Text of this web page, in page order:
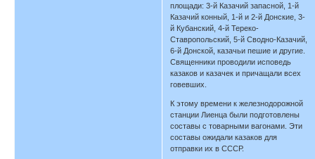
площади: 3-й Казачий запасной, 1-й
Казачий конный, 1-й и 2-й Донские, 3-
й Кубанский, 4-й Тереко-
Ставропольский, 5-й Сводно-Казачий,
6-й Донской, казачьи пешие и другие.
Священники проводили исповедь
казаков и казачек и причащали всех
говевших.
К этому времени к железнодорожной
станции Лиенца были подготовлены
составы с товарными вагонами. Эти
составы ожидали казаков для
отправки их в СССР.